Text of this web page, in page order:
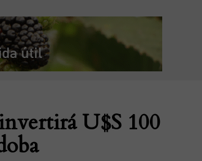
U$S 100